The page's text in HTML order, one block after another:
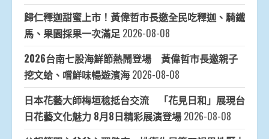
歸仁釋迦甜蜜上市！黃偉哲市長邀全民吃釋迦、騎鐵
馬、果園採果一次滿足 2026-08-08
2026台南七股海鮮節熱鬧登場 黃偉哲市長邀親子
挖文蛤、嚐鮮味暢遊濱海 2026-08-08
日本花藝大師梅垣稔抵台交流 「花見日和」展現台
日花藝文化魅力 8月8日精彩展演登場 2026-08-08